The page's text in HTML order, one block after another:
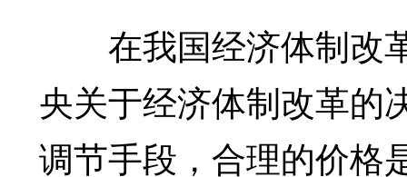
在我国经济体制改
央关于经济体制改革的
调节手段，合理的价格